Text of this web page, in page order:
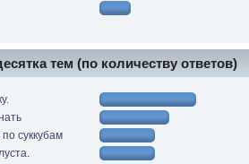
тем (по количеству ответов)
суккубам